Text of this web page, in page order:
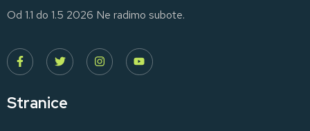
Od 1.1 do 1.5 2026 Ne radimo subote.
Stranice